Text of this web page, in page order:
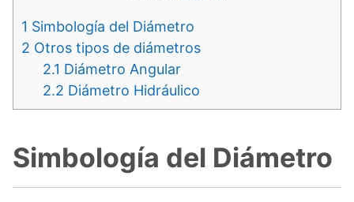
1 Simbología del Diámetro
2 Otros tipos de diámetros
2.1 Diámetro Angular
2.2 Diámetro Hidráulico
Simbología del Diámetro